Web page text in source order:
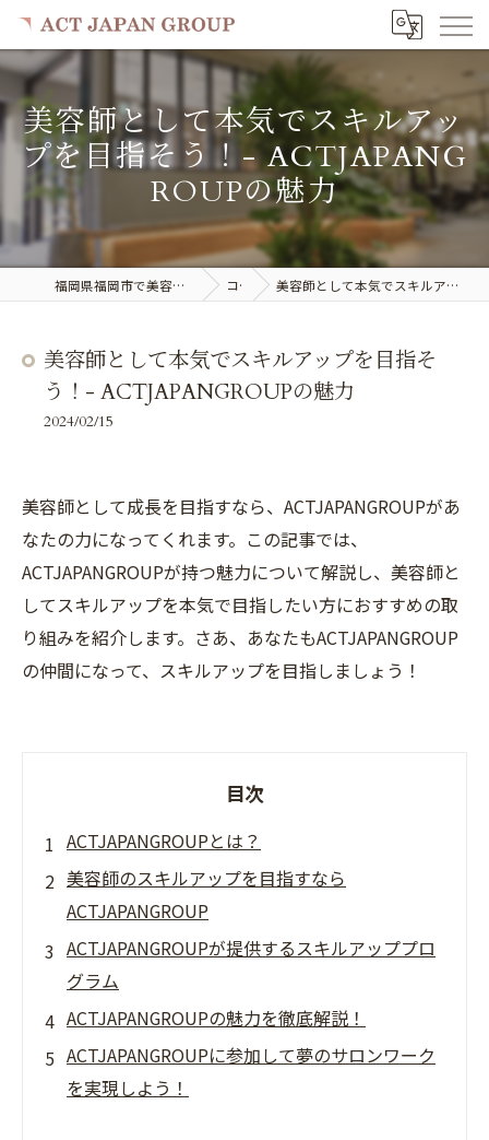
美容師として本気でスキルアッ
プを目指そう！- ACTJAPANG
ROUPの魅力
福岡県福岡市で美容室の求人ならACT JAPAN GROUP コラム 美容師として本気でスキルアップを目指そう！- ACTJAPANGROUPの魅力
美容師として本気でスキルアップを目指そ
う！- ACTJAPANGROUPの魅力
2024/02/15
美容師として成長を目指すなら、ACTJAPANGROUPがあ
なたの力になってくれます。この記事では、
ACTJAPANGROUPが持つ魅力について解説し、美容師と
してスキルアップを本気で目指したい方におすすめの取
り組みを紹介します。さあ、あなたもACTJAPANGROUP
の仲間になって、スキルアップを目指しましょう！
目次
ACTJAPANGROUPとは？
美容師のスキルアップを目指すなら
ACTJAPANGROUP
ACTJAPANGROUPが提供するスキルアッププロ
グラム
ACTJAPANGROUPの魅力を徹底解説！
ACTJAPANGROUPに参加して夢のサロンワーク
を実現しよう！